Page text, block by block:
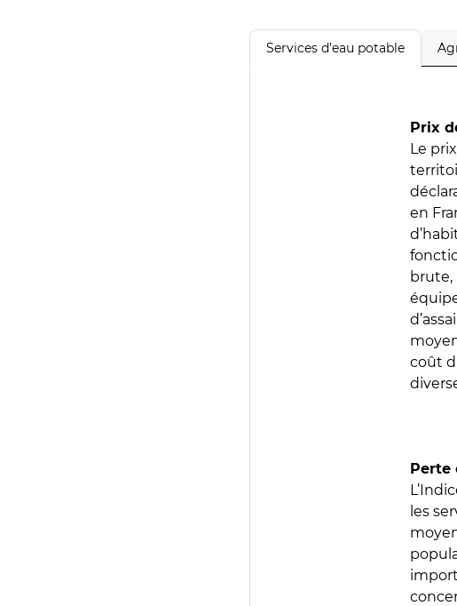
Services d'eau potable
Prix
Le
en
brute,
coût
Perte
les